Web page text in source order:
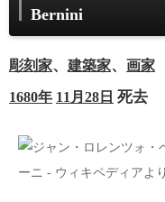
Bernini
彫刻家、 建築家、 画家
1680年 11月28日 死去